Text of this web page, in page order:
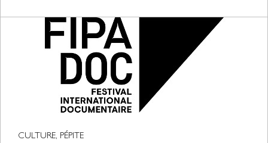
CULTURE, PÉPITE